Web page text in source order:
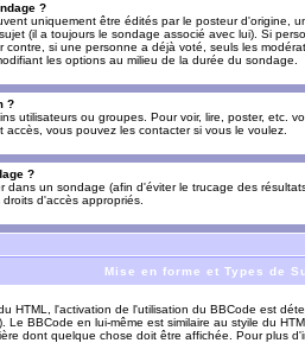
?
uniquement être édités par le posteur d'origine,
(il a toujours le sondage associé avec lui). Si
si une personne a déjà voté, seuls les
les options au milieu de la durée du sondage.
?
utilisateurs ou groupes. Pour voir, lire, poster, etc.
vous pouvez les contacter si vous le voulez.
?
dans un sondage (afin d'éviter le trucage des
d'accès appropriés.
Mise en forme et Types de
HTML, l'activation de l'utilisation du BBCode est
Le BBCode en lui-même est similaire au styile du
dont quelque chose doit être affichée. Pour plus